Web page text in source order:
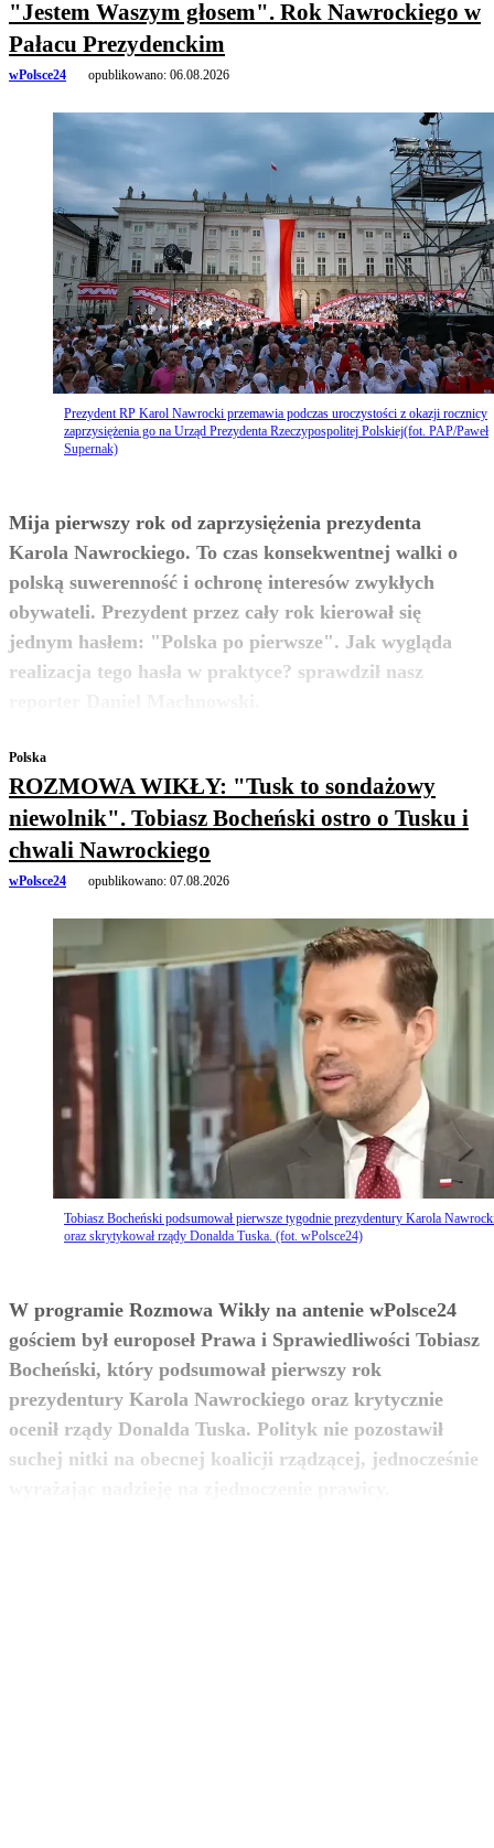
"Jestem Waszym głosem". Rok Nawrockiego w
Pałacu Prezydenckim
wPolsce24 opublikowano: 06.08.2026
Prezydent RP Karol Nawrocki przemawia podczas uroczystości z okazji rocznicy
zaprzysiężenia go na Urząd Prezydenta Rzeczypospolitej Polskiej(fot. PAP/Paweł
Supernak)
Mija pierwszy rok od zaprzysiężenia prezydenta
Karola Nawrockiego. To czas konsekwentnej walki o
polską suwerenność i ochronę interesów zwykłych
obywateli. Prezydent przez cały rok kierował się
jednym hasłem: "Polska po pierwsze". Jak wygląda
realizacja tego hasła w praktyce? sprawdził nasz
zobacz więcej
Polska
ROZMOWA WIKŁY: "Tusk to sondażowy
niewolnik". Tobiasz Bocheński ostro o Tusku i
chwali Nawrockiego
wPolsce24 opublikowano: 07.08.2026
Tobiasz Bocheński podsumował pierwsze tygodnie prezydentury Karola
oraz skrytykował rządy Donalda Tuska. (fot. wPolsce24)
W programie Rozmowa Wikły na antenie wPolsce24
gościem był europoseł Prawa i Sprawiedliwości Tobiasz
Bocheński, który podsumował pierwszy rok
prezydentury Karola Nawrockiego oraz krytycznie
ocenił rządy Donalda Tuska. Polityk nie pozostawił
suchej nitki na obecnej koalicji rządzącej, jednocześnie
zobacz więcej